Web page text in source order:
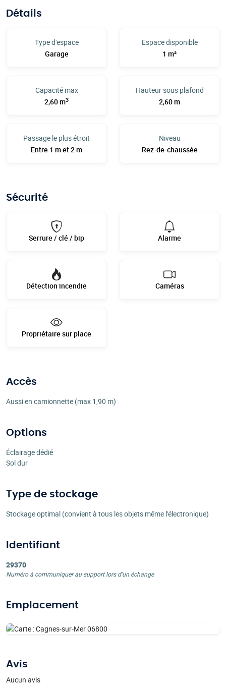
Détails
Type d'espace
Garage
Espace disponible
1 m²
Capacité max
2,60 m3
Hauteur sous plafond
2,60 m
Passage le plus étroit
Entre 1 m et 2 m
Niveau
Rez-de-chaussée
Sécurité
Serrure / clé / bip Alarme
Détection incendie Caméras
Propriétaire sur place
Accès
Aussi en camionnette (max 1,90 m)
Options
Éclairage dédié
Sol dur
Type de stockage
Stockage optimal (convient à tous les objets même l'électronique)
Identifiant
29370
Numéro à communiquer au support lors d'un échange
Emplacement
Avis
Aucun avis